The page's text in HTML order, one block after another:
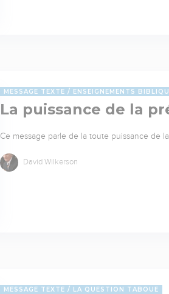
MESSAGE TEXTE ENSEIGNEMENTS
La puissance de la
Ce message parle de la toute puissance de
David Wilkerson
MESSAGE TEXTE LA QUESTION TABOUE